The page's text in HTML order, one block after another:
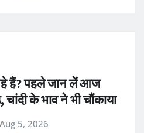
हैं? पहले जान लें आज
के भाव ने भी चौंकाया
Aug 5, 2026